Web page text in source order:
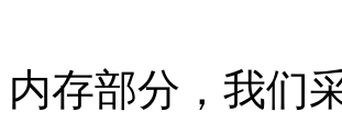
内存部分，我们